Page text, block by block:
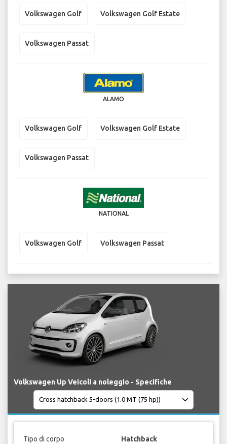
Volkswagen Golf Volkswagen Golf Estate
Volkswagen Passat
ALAMO
Volkswagen Golf Volkswagen Golf Estate
Volkswagen Passat
NATIONAL
Volkswagen Golf Volkswagen Passat
Volkswagen Up Veicoli a noleggio - Specifiche
Tipo di corpo Hatchback